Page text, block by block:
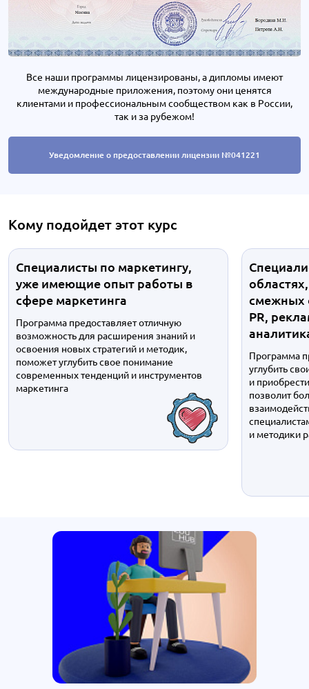
Все наши программы лицензированы, а дипломы имеют
международные приложения, поэтому они ценятся
клиентами и профессиональным сообществом как в России,
так и за рубежом!
Уведомление о предоставлении лицензии №041221
Кому подойдет этот курс
Специалисты по маркетингу,
уже имеющие опыт работы в
сфере маркетинга
Программа предоставляет отличную
возможность для расширения знаний и
освоения новых стратегий и методик,
поможет углубить свое понимание
современных тенденций и инструментов
маркетинга
смежных
PR,
Программа
углубить
и
позволит
и методики